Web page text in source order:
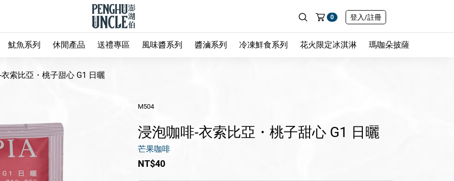
0 登入 /註冊
魷魚系列 休閒產品 送禮專區 風味醬系列 醬滷系列 冷凍鮮食系列 花火限定冰淇淋 瑪咖朵披薩
索比亞・桃子甜心 G1 日曬
M504
浸泡咖啡-衣索比亞・桃子甜心 G1 日曬
芒果咖啡
NT$40